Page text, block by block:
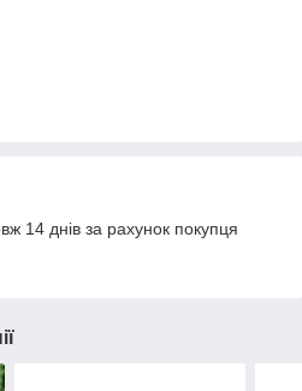
14 днів за рахунок покупця